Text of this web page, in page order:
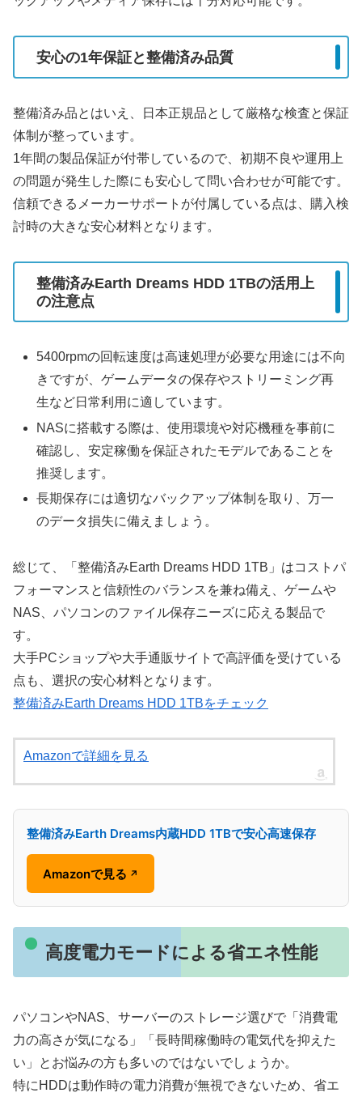
安心の1年保証と整備済み品質
整備済み品とはいえ、日本正規品として厳格な検査と保証
体制が整っています。
1年間の製品保証が付帯しているので、初期不良や運用上
の問題が発生した際にも安心して問い合わせが可能です。
信頼できるメーカーサポートが付属している点は、購入検
討時の大きな安心材料となります。
整備済みEarth Dreams HDD 1TBの活用上
の注意点
5400rpmの回転速度は高速処理が必要な用途には不向
きですが、ゲームデータの保存やストリーミング再
生など日常利用に適しています。
NASに搭載する際は、使用環境や対応機種を事前に
確認し、安定稼働を保証されたモデルであることを
推奨します。
長期保存には適切なバックアップ体制を取り、万一
のデータ損失に備えましょう。
総じて、「整備済みEarth Dreams HDD 1TB」はコストパ
フォーマンスと信頼性のバランスを兼ね備え、ゲームや
NAS、パソコンのファイル保存ニーズに応える製品で
す。
大手PCショップや大手通販サイトで高評価を受けている
点も、選択の安心材料となります。
整備済みEarth Dreams HDD 1TBをチェック
Amazonで詳細を見る
整備済みEarth Dreams内蔵HDD 1TBで安心高速保存
Amazonで見る ↗
高度電力モードによる省エネ性能
パソコンやNAS、サーバーのストレージ選びで「消費電
力の高さが気になる」「長時間稼働時の電気代を抑えた
い」とお悩みの方も多いのではないでしょうか。
特にHDDは動作時の電力消費が無視できないため、省エ